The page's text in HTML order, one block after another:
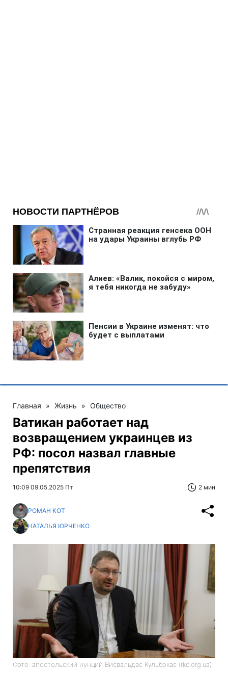
Главная » Жизнь » Общество
Ватикан работает над
возвращением украинцев из
РФ: посол назвал главные
препятствия
10:09 09.05.2025 Пт 2 мин
РОМАН КОТ
НАТАЛЬЯ ЮРЧЕНКО
Фото: апостольский нунций Висвальдас Кульбокас (rkc.org.ua)